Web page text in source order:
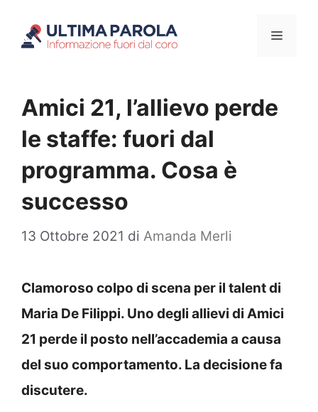
Menu
Amici 21, l’allievo perde
le staffe: fuori dal
programma. Cosa è
successo
13 Ottobre 2021 di Amanda Merli
Clamoroso colpo di scena per il talent di
Maria De Filippi. Uno degli allievi di Amici
21 perde il posto nell’accademia a causa
del suo comportamento. La decisione fa
discutere.